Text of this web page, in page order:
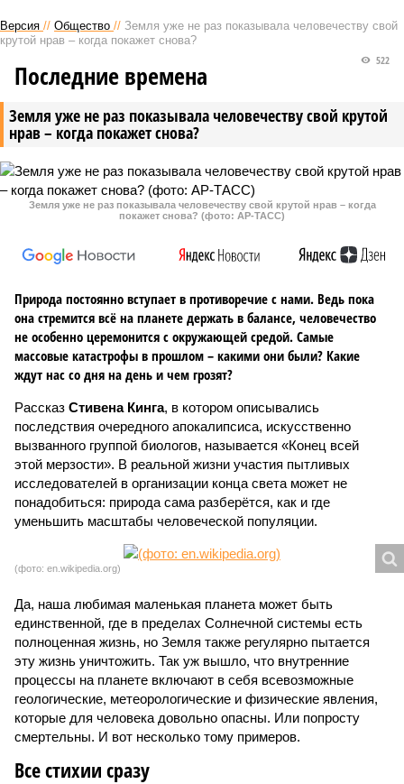
Версия // Общество // Земля уже не раз показывала человечеству свой
крутой нрав – когда покажет снова?
Земля уже не раз показывала человечеству свой крутой
нрав – когда покажет снова?
522
Последние времена
Земля уже не раз показывала человечеству свой крутой нрав – когда
покажет снова? (фото: АР-ТАСС)
Природа постоянно вступает в противоречие с нами. Ведь пока
она стремится всё на планете держать в балансе, человечество
не особенно церемонится с окружающей средой. Самые
массовые катастрофы в прошлом – какими они были? Какие
ждут нас со дня на день и чем грозят?
Рассказ Стивена Кинга, в котором описывались
последствия очередного апокалипсиса, искусственно
вызванного группой биологов, называется «Конец всей
этой мерзости». В реальной жизни участия пытливых
исследователей в организации конца света может не
понадобиться: природа сама разберётся, как и где
уменьшить масштабы человеческой популяции.
(фото: en.wikipedia.org)
Да, наша любимая маленькая планета может быть
единственной, где в пределах Солнечной системы есть
полноценная жизнь, но Земля также регулярно пытается
эту жизнь уничтожить. Так уж вышло, что внутренние
процессы на планете включают в себя всевозможные
геологические, метеорологические и физические явления,
которые для человека довольно опасны. Или попросту
смертельны. И вот несколько тому примеров.
Все стихии сразу